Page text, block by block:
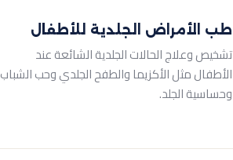
طب الأمراض الجلدية للأطفال
تشخيص وعلاج الحالات الجلدية الشائعة عند
الأطفال مثل الأكزيما والطفح الجلدي وحب الشباب
وحساسية الجلد.